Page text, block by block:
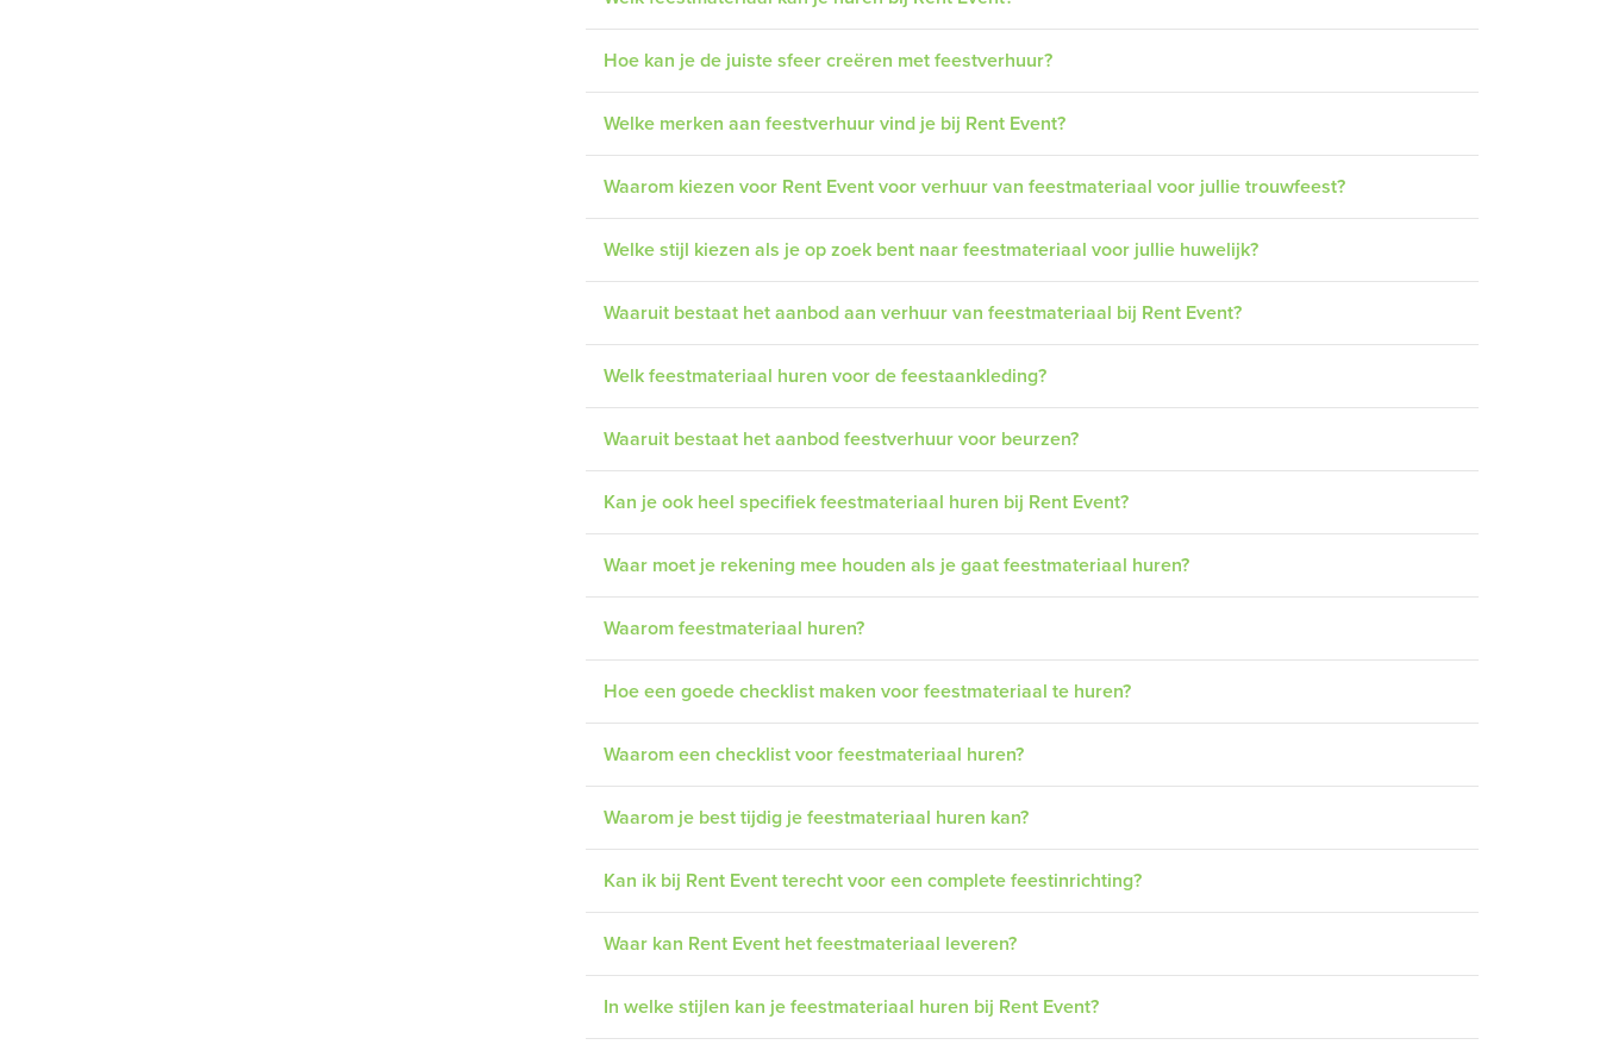
Hoe kan je de juiste sfeer creëren met feestverhuur?
Welke merken aan feestverhuur vind je bij Rent Event?
Waarom kiezen voor Rent Event voor verhuur van feestmateriaal voor jullie trouwfeest?
Welke stijl kiezen als je op zoek bent naar feestmateriaal voor jullie huwelijk?
Waaruit bestaat het aanbod aan verhuur van feestmateriaal bij Rent Event?
Welk feestmateriaal huren voor de feestaankleding?
Waaruit bestaat het aanbod feestverhuur voor beurzen?
Kan je ook heel specifiek feestmateriaal huren bij Rent Event?
Waar moet je rekening mee houden als je gaat feestmateriaal huren?
Waarom feestmateriaal huren?
Hoe een goede checklist maken voor feestmateriaal te huren?
Waarom een checklist voor feestmateriaal huren?
Waarom je best tijdig je feestmateriaal huren kan?
Kan ik bij Rent Event terecht voor een complete feestinrichting?
Waar kan Rent Event het feestmateriaal leveren?
In welke stijlen kan je feestmateriaal huren bij Rent Event?